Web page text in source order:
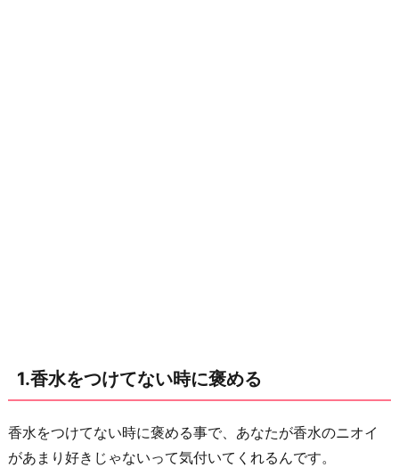
の
話
と
し
1.香水をつけてない時に褒める
香水をつけてない時に褒める事で、あなたが香水のニオイ
があまり好きじゃないって気付いてくれるんです。